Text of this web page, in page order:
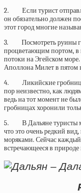
2. Если турист
он обязательно должен
этот город многие
3. Посмотреть руины
процветающим портом, в
потоки на Эгейском
Аполлона Милет в пятом
4. Ликийские
пор неизвестно, как
ведь на тот момент не
гробницах хоронили
5. В Дальяне туристы
что это очень редкий
моряками. Сейчас
встречающееся в